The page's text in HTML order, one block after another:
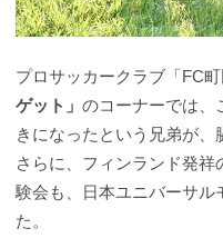
プロサッカークラブ「FC
ゲット」 のコーナーでは、
きになったという兄弟が、
さらに、フィンランド発祥
験会も、日本ユニバーサル
た。